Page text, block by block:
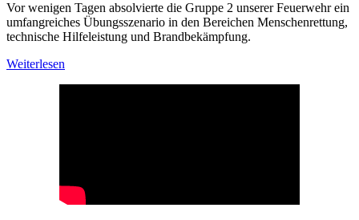
Vor wenigen Tagen absolvierte die Gruppe 2 unserer Feuerwehr ein
umfangreiches Übungsszenario in den Bereichen Menschenrettung,
technische Hilfeleistung und Brandbekämpfung.
Weiterlesen